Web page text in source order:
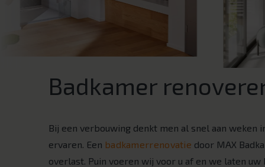
Badkamer
Bij een verbouwing denkt men al snel aan weken
ervaren. Een badkamerrenovatie door MAX
overlast. Puin voeren wij voor u af en we laten uw